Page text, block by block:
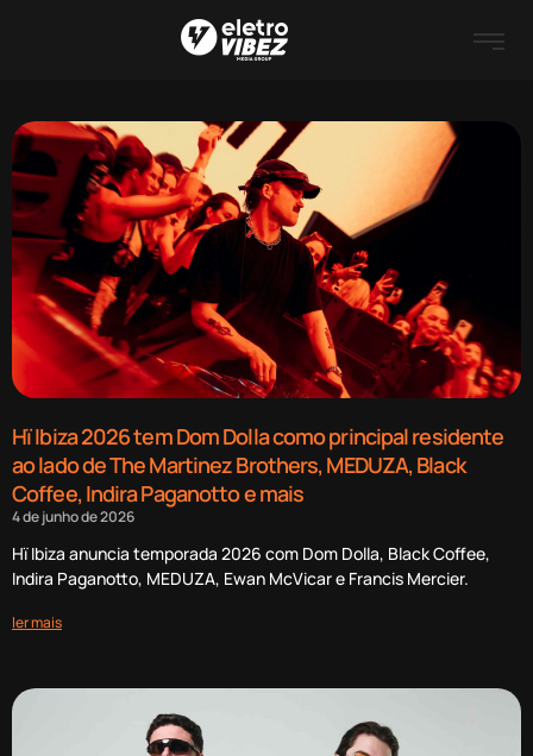
Hï Ibiza 2026 tem Dom Dolla como principal residente
ao lado de The Martinez Brothers, MEDUZA, Black
Coffee, Indira Paganotto e mais
4 de junho de 2026
Hï Ibiza anuncia temporada 2026 com Dom Dolla, Black Coffee,
Indira Paganotto, MEDUZA, Ewan McVicar e Francis Mercier.
ler mais